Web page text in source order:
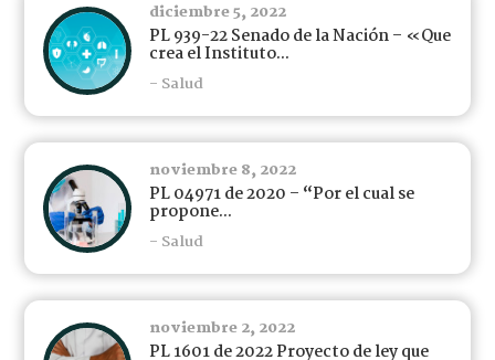
diciembre 5, 2022
PL 939-22 Senado de la Nación – «Que
crea el Instituto...
- Salud
noviembre 8, 2022
PL 04971 de 2020 – “Por el cual se
propone...
- Salud
noviembre 2, 2022
PL 1601 de 2022 Proyecto de ley que